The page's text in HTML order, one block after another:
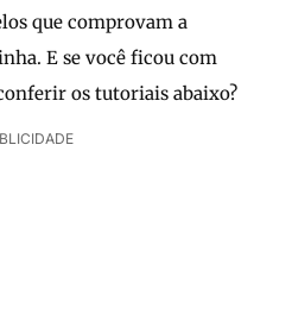
que comprovam a
E se você ficou com
os tutoriais abaixo?